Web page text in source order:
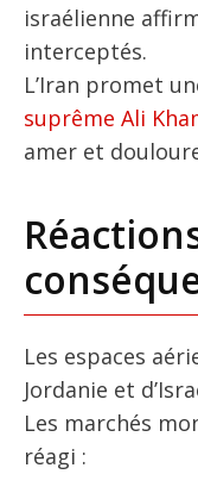
israélienne
interceptés.
L’Iran promet
suprême Ali
amer et
Les espaces
Jordanie et
Les marchés
réagi :